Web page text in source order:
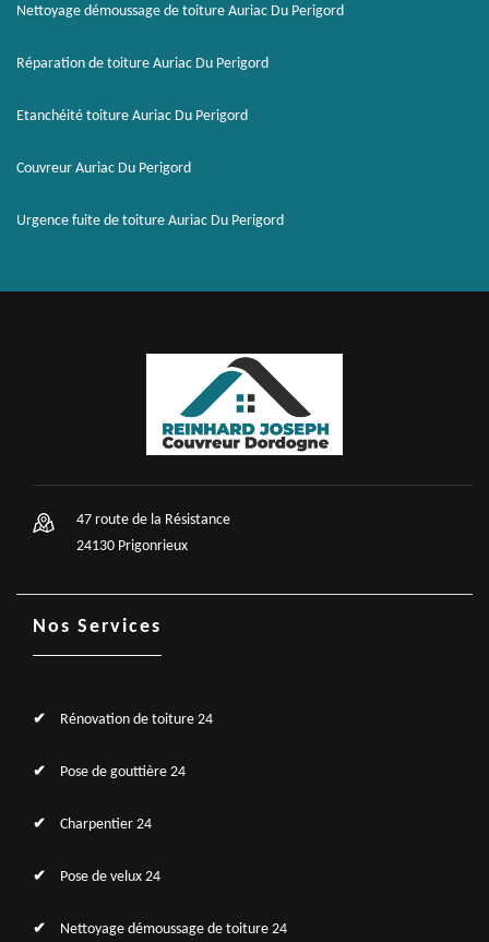
Nettoyage démoussage de toiture Auriac Du Perigord
Réparation de toiture Auriac Du Perigord
Etanchéité toiture Auriac Du Perigord
Couvreur Auriac Du Perigord
Urgence fuite de toiture Auriac Du Perigord
47 route de la Résistance
24130 Prigonrieux
Nos Services
Rénovation de toiture 24
Pose de gouttière 24
Charpentier 24
Pose de velux 24
Nettoyage démoussage de toiture 24